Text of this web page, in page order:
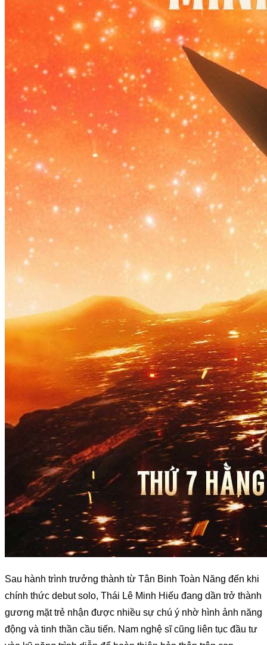
Sau hành trình trưởng thành từ Tân Binh Toàn Năng đến khi
chính thức debut solo, Thái Lê Minh Hiếu đang dần trở thành
gương mặt trẻ nhận được nhiều sự chú ý nhờ hình ảnh năng
động và tinh thần cầu tiến. Nam nghệ sĩ cũng liên tục đầu tư